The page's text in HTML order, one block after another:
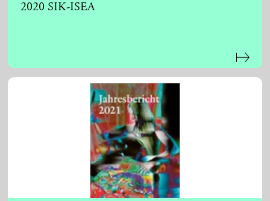
2020 SIK-ISEA